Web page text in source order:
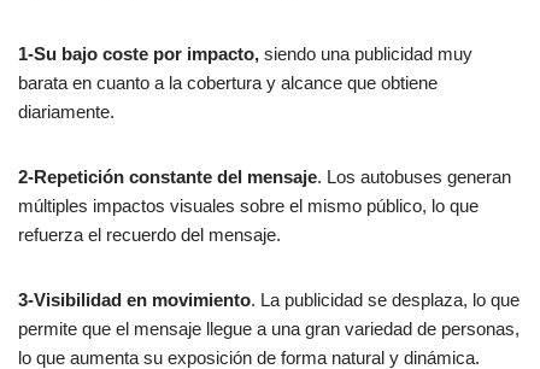
1-Su bajo coste por impacto, siendo una publicidad muy
barata en cuanto a la cobertura y alcance que obtiene
diariamente.
2-Repetición constante del mensaje. Los autobuses generan
múltiples impactos visuales sobre el mismo público, lo que
refuerza el recuerdo del mensaje.
3-Visibilidad en movimiento. La publicidad se desplaza, lo que
permite que el mensaje llegue a una gran variedad de personas,
lo que aumenta su exposición de forma natural y dinámica.